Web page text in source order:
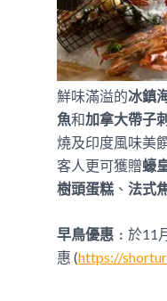
鮮味滿溢的冰鎮
魚和加拿大帶子
燒及印度風味美
客人更可獲贈蠔
樹頭蛋糕、 法式
早鳥優惠﹕ 於11
惠 (https://